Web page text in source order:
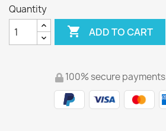
Quantity
 ADD TO CART
100% secure payments